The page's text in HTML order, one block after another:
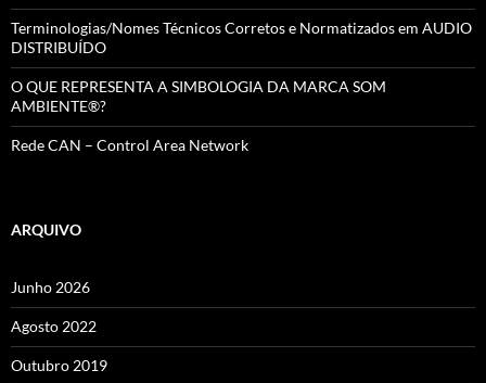
Terminologias/Nomes Técnicos Corretos e Normatizados em AUDIO
DISTRIBUÍDO
O QUE REPRESENTA A SIMBOLOGIA DA MARCA SOM
AMBIENTE®?
Rede CAN – Control Area Network
ARQUIVO
Junho 2026
Agosto 2022
Outubro 2019